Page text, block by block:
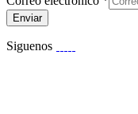
Enviar
Siguenos